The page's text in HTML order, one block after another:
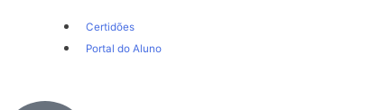
Certidões
Portal do Aluno